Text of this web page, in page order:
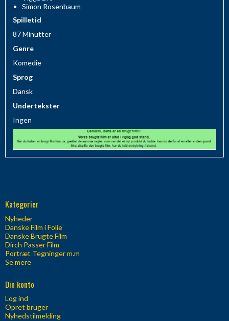
Simon Rosenbaum
Spilletid
87 Minutter
Genre
Komedie
Sprog
Dansk
Undertekster
Ingen
Kategorier
Nyheder
Danske Film i Folie
Danske Brugte Film
Dirch Passer Film
Portræt Tegninger m.m
Se mere
Din konto
Log ind
Opret bruger
Nyhedstilmelding